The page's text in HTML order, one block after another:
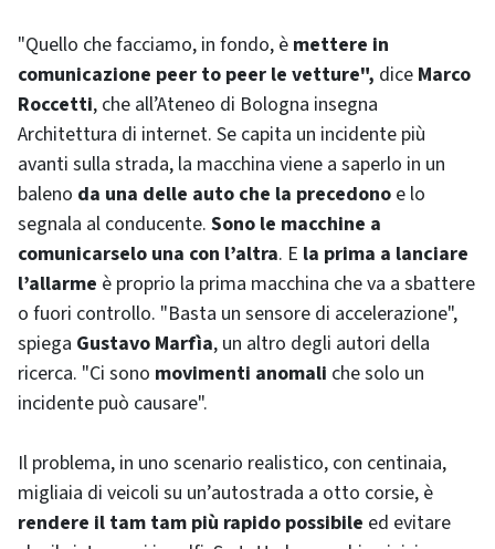
"Quello che facciamo, in fondo, è mettere in
comunicazione peer to peer le vetture", dice Marco
Roccetti, che all’Ateneo di Bologna insegna
Architettura di internet. Se capita un incidente più
avanti sulla strada, la macchina viene a saperlo in un
baleno da una delle auto che la precedono e lo
segnala al conducente. Sono le macchine a
comunicarselo una con l’altra. E la prima a lanciare
l’allarme è proprio la prima macchina che va a sbattere
o fuori controllo. "Basta un sensore di accelerazione",
spiega Gustavo Marfìa, un altro degli autori della
ricerca. "Ci sono movimenti anomali che solo un
incidente può causare".
Il problema, in uno scenario realistico, con centinaia,
migliaia di veicoli su un’autostrada a otto corsie, è
rendere il tam tam più rapido possibile ed evitare